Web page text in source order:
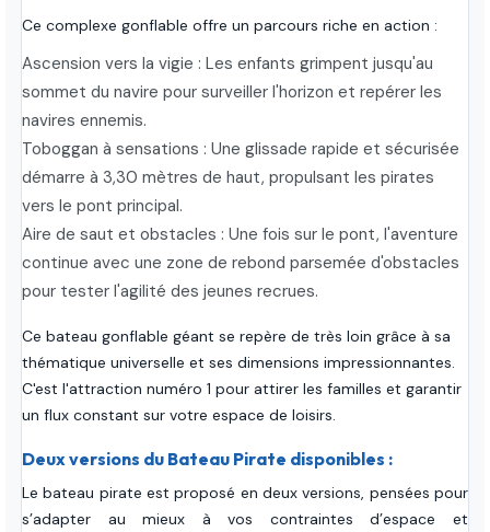
Ce complexe gonflable offre un parcours riche en action :
Ascension vers la vigie : Les enfants grimpent jusqu'au
sommet du navire pour surveiller l'horizon et repérer les
navires ennemis.
Toboggan à sensations : Une glissade rapide et sécurisée
démarre à 3,30 mètres de haut, propulsant les pirates
vers le pont principal.
Aire de saut et obstacles : Une fois sur le pont, l'aventure
continue avec une zone de rebond parsemée d'obstacles
pour tester l'agilité des jeunes recrues.
Ce bateau gonflable géant se repère de très loin grâce à sa
thématique universelle et ses dimensions impressionnantes.
C'est l'attraction numéro 1 pour attirer les familles et garantir
un flux constant sur votre espace de loisirs.
Deux versions du Bateau Pirate disponibles :
Le bateau pirate est proposé en deux versions, pensées pour
s’adapter au mieux à vos contraintes d’espace et